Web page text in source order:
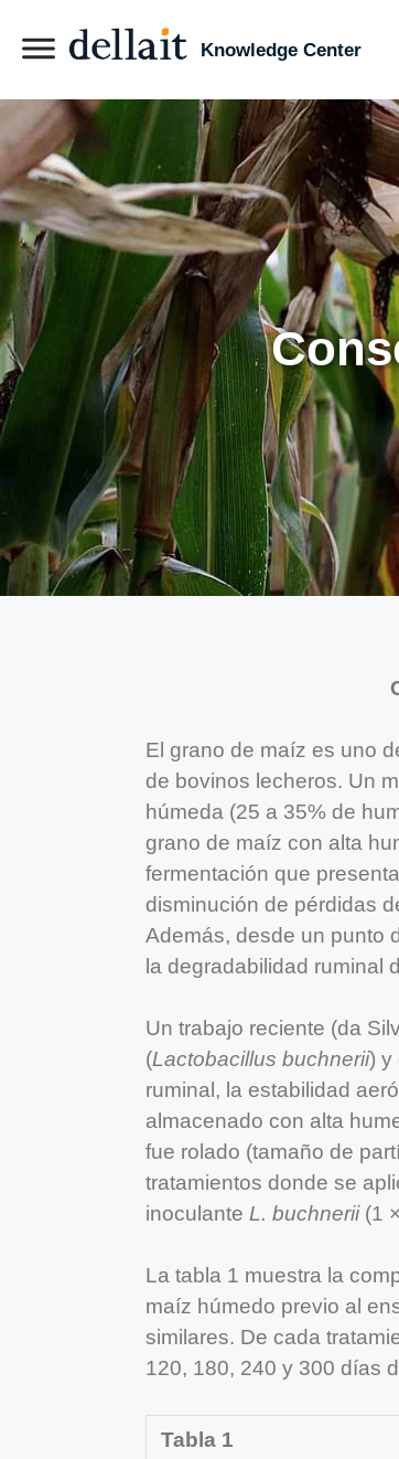
Knowledge Center
El grano de maíz es uno
de bovinos lecheros. Un
húmeda (25 a 35% de
grano de maíz con alta
fermentación que
disminución de pérdidas
Además, desde un punto
la degradabilidad ruminal
Un trabajo reciente (da
(Lactobacillus buchnerii) y
ruminal, la estabilidad
almacenado con alta
fue rolado (tamaño de
tratamientos donde se
inoculante L. buchnerii(1
La tabla 1 muestra la
maíz húmedo previo al
similares. De cada
120, 180, 240 y 300 días
Tabla 1